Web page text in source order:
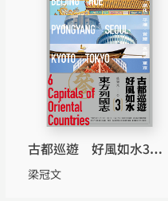
古都巡遊 好風如水3——
東方列國志
梁冠文